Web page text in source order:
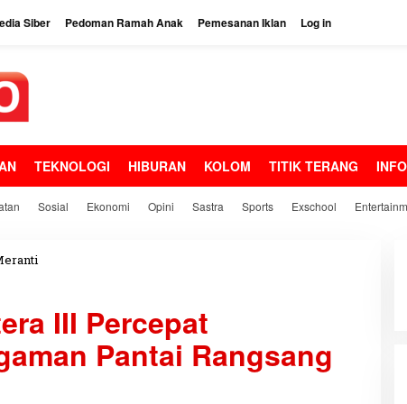
Siber Pedoman Ramah Anak Pemesanan Iklan Log in
TEKNOLOGI HIBURAN KOLOM TITIK TERANG
Sosial Ekonomi Opini Sastra Sports Exschool
n
W
III Percepat
Pantai Rangsang